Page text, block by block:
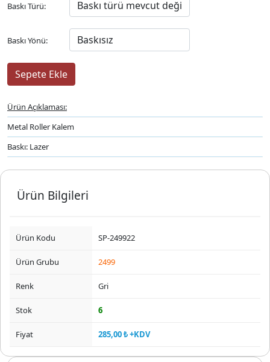
Baskı Türü:
Baskı Yönü:
Ürün Açıklaması:
Metal Roller Kalem
Baskı: Lazer
Ürün Bilgileri
Ürün Kodu SP-249922
Ürün Grubu 2499
Renk Gri
Stok 6
Fiyat 285,00 ₺ +KDV